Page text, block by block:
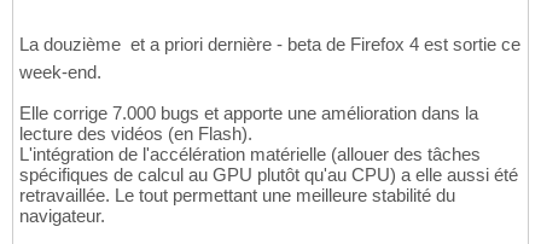
La douzième  et a priori dernière - beta de Firefox 4 est sortie ce
week-end.
Elle corrige 7.000 bugs et apporte une amélioration dans la
lecture des vidéos (en Flash).
L'intégration de l'accélération matérielle (allouer des tâches
spécifiques de calcul au GPU plutôt qu'au CPU) a elle aussi été
retravaillée. Le tout permettant une meilleure stabilité du
navigateur.